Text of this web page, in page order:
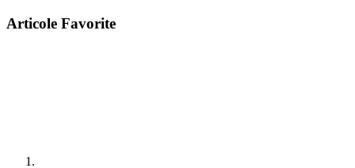
Articole Favorite